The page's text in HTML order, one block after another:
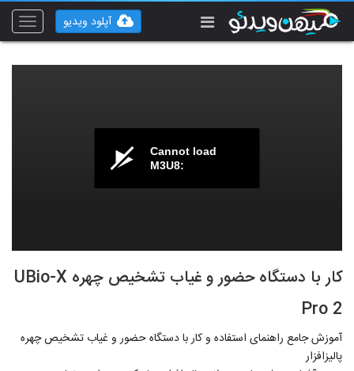
Toggle
آپلود ویدیو
Cannot load
M3U8:
کار با دستگاه حضور و غیاب تشخیص چهره UBio-X
Pro 2
آموزش جامع راهنمای استفاده و کار با دستگاه حضور و غیاب تشخیص چهره
پالیزافزار